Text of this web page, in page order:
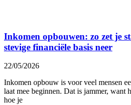
Inkomen opbouwen: zo zet je
stevige financiële basis neer
22/05/2026
Inkomen opbouw is voor veel mensen
laat mee beginnen. Dat is jammer, want
hoe je